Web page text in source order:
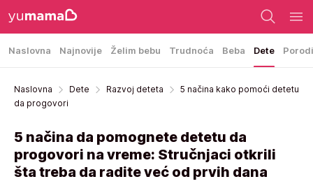
Naslovna Najnovije Želim bebu Trudnoća Beba Dete
Naslovna Dete Razvoj deteta
5 načina kako pomoći detetu
da progovori
5 načina da pomognete detetu da
progovori na vreme: Stručnjaci otkrili
šta treba da radite već od prvih dana